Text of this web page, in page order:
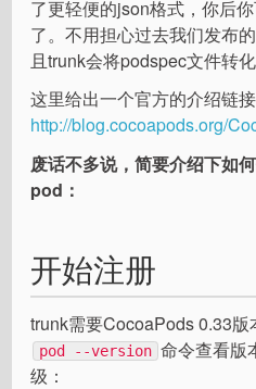
了更轻便的json格式，你后
了。不用担心过去我们发布
且trunk会将podspec文件转
这里给出一个官方的介绍链接
http://blog.cocoapods.org/
废话不多说，简要介绍下如
pod：
开始注册
trunk需要CocoaPods 0.33版
pod --version 命令查看版
级：